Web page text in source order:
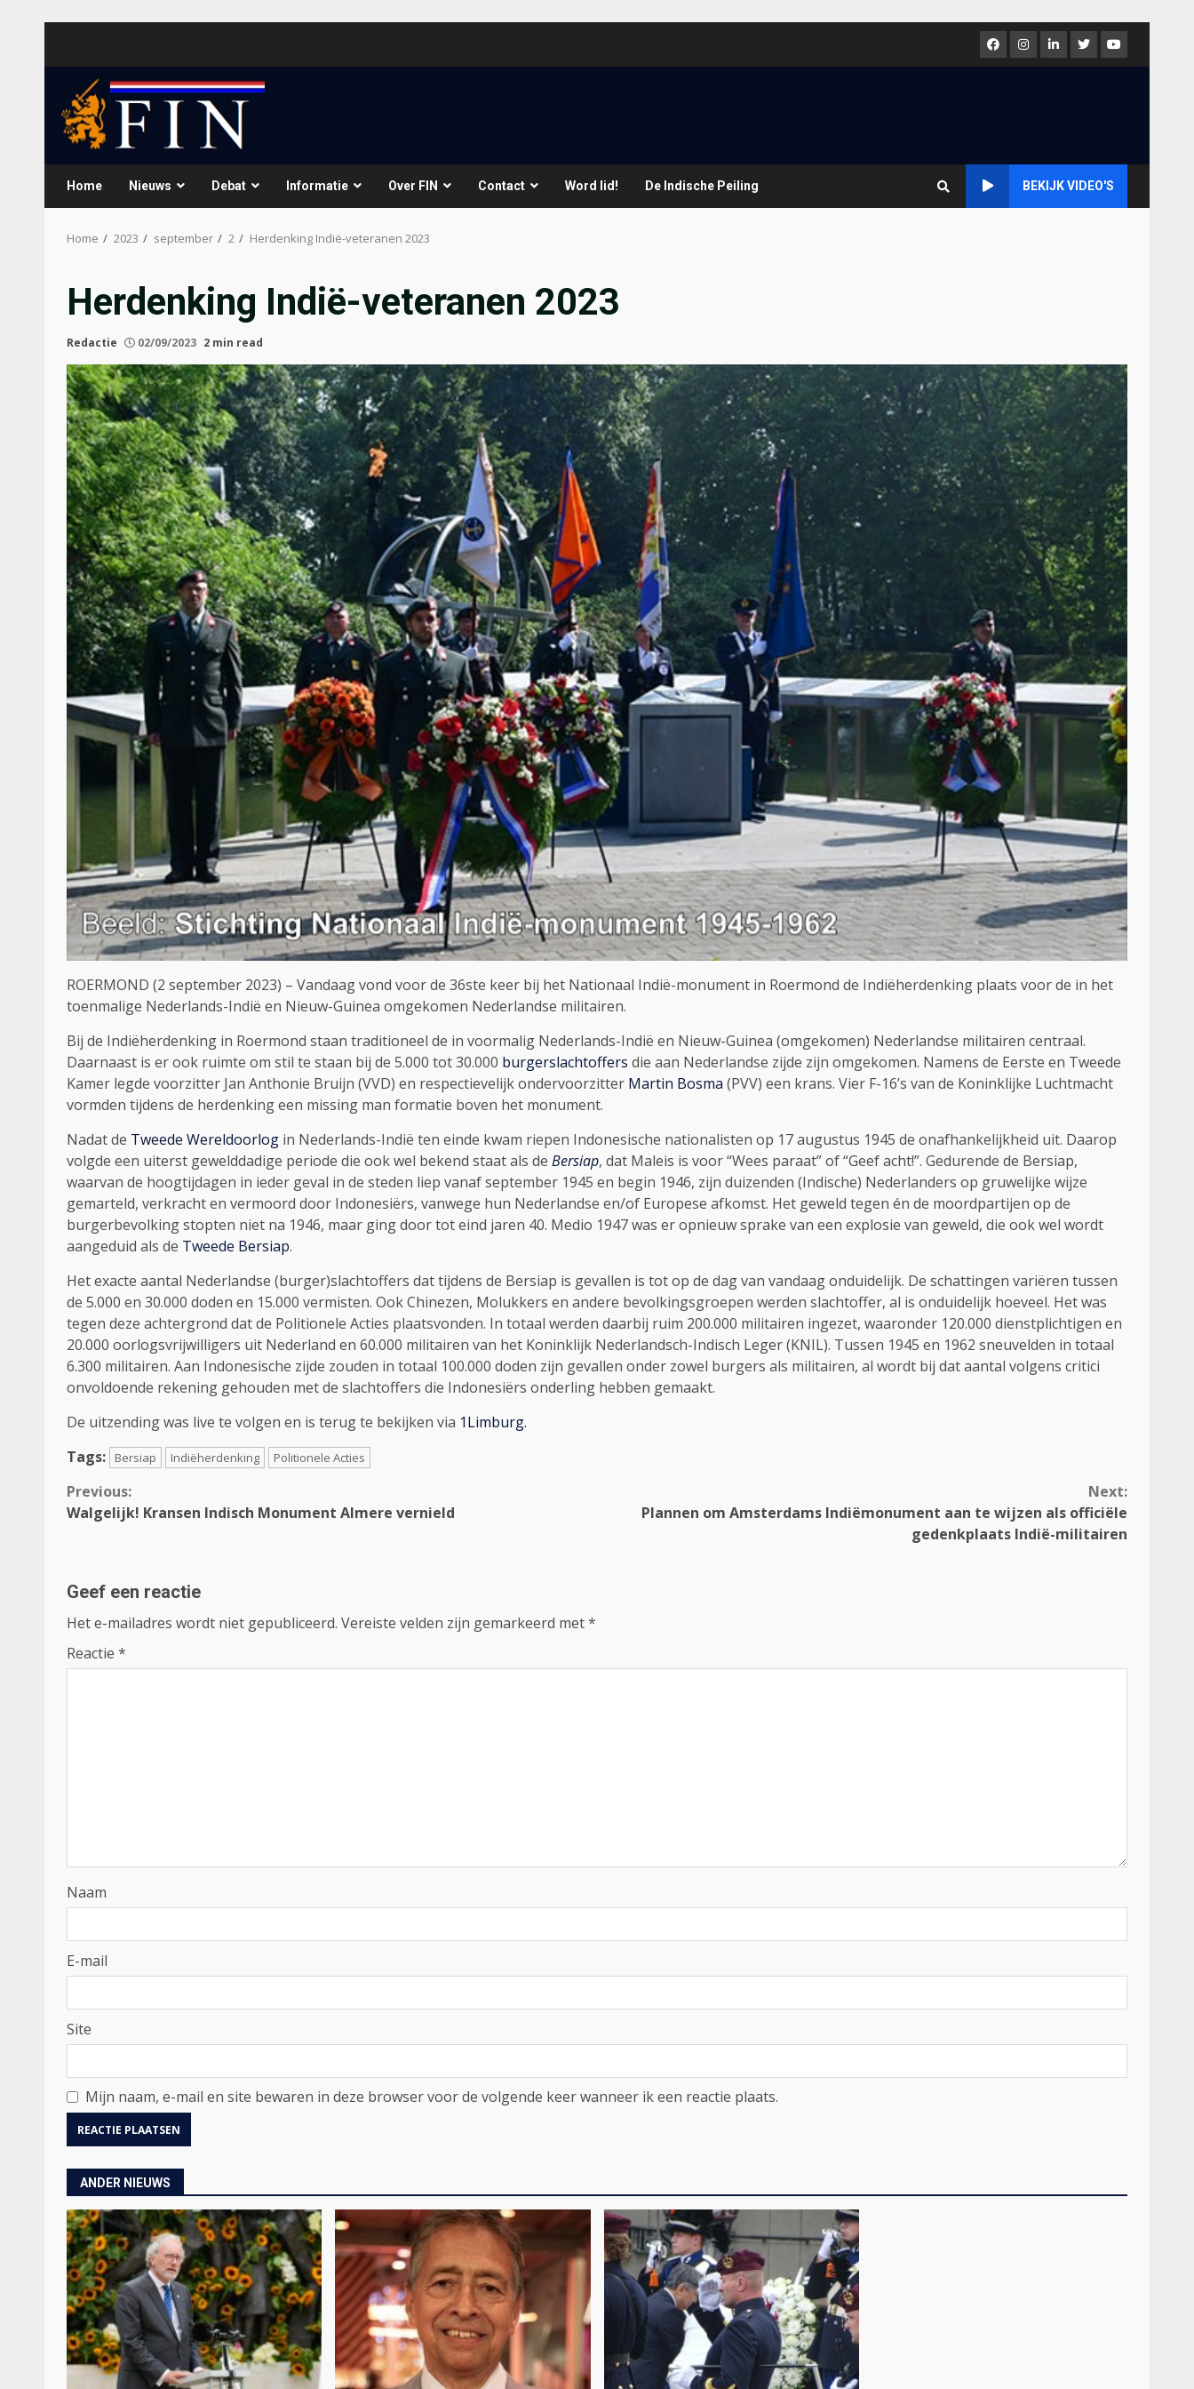
FacebookInstagram
LinkedInTwitterYoutube
Home Nieuws Debat Informatie Over FIN Contact Word lid! De Indische Peiling BEKIJK VIDEO'S
Home 2023 september 2 Herdenking Indië-veteranen 2023
Herdenking Indië-veteranen 2023
Redactie 02/09/2023 2 min read
ROERMOND (2 september 2023) – Vandaag vond voor de 36ste keer bij het Nationaal Indië-monument in Roermond de Indiëherdenking plaats voor de in het
toenmalige Nederlands-Indië en Nieuw-Guinea omgekomen Nederlandse militairen.
Bij de Indiëherdenking in Roermond staan traditioneel de in voormalig Nederlands-Indië en Nieuw-Guinea (omgekomen) Nederlandse militairen centraal.
Daarnaast is er ook ruimte om stil te staan bij de 5.000 tot 30.000 burgerslachtoffers die aan Nederlandse zijde zijn omgekomen. Namens de Eerste en Tweede
Kamer legde voorzitter Jan Anthonie Bruijn (VVD) en respectievelijk ondervoorzitter Martin Bosma (PVV) een krans. Vier F-16’s van de Koninklijke Luchtmacht
vormden tijdens de herdenking een missing man formatie boven het monument.
Nadat de Tweede Wereldoorlog in Nederlands-Indië ten einde kwam riepen Indonesische nationalisten op 17 augustus 1945 de onafhankelijkheid uit. Daarop
volgde een uiterst gewelddadige periode die ook wel bekend staat als de Bersiap, dat Maleis is voor “Wees paraat” of “Geef acht!”. Gedurende de Bersiap,
waarvan de hoogtijdagen in ieder geval in de steden liep vanaf september 1945 en begin 1946, zijn duizenden (Indische) Nederlanders op gruwelijke wijze
gemarteld, verkracht en vermoord door Indonesiërs, vanwege hun Nederlandse en/of Europese afkomst. Het geweld tegen én de moordpartijen op de
burgerbevolking stopten niet na 1946, maar ging door tot eind jaren 40. Medio 1947 was er opnieuw sprake van een explosie van geweld, die ook wel wordt
aangeduid als de Tweede Bersiap.
Het exacte aantal Nederlandse (burger)slachtoffers dat tijdens de Bersiap is gevallen is tot op de dag van vandaag onduidelijk. De schattingen variëren tussen
de 5.000 en 30.000 doden en 15.000 vermisten. Ook Chinezen, Molukkers en andere bevolkingsgroepen werden slachtoffer, al is onduidelijk hoeveel. Het was
tegen deze achtergrond dat de Politionele Acties plaatsvonden. In totaal werden daarbij ruim 200.000 militairen ingezet, waaronder 120.000 dienstplichtigen en
20.000 oorlogsvrijwilligers uit Nederland en 60.000 militairen van het Koninklijk Nederlandsch-Indisch Leger (KNIL). Tussen 1945 en 1962 sneuvelden in totaal
6.300 militairen. Aan Indonesische zijde zouden in totaal 100.000 doden zijn gevallen onder zowel burgers als militairen, al wordt bij dat aantal volgens critici
onvoldoende rekening gehouden met de slachtoffers die Indonesiërs onderling hebben gemaakt.
De uitzending was live te volgen en is terug te bekijken via 1Limburg.
Tags:
Bersiap Indiëherdenking Politionele Acties
Continue
Reading
Previous:
Walgelijk! Kransen Indisch Monument Almere vernield
Next:
Plannen om Amsterdams Indiëmonument aan te wijzen als officiële
gedenkplaats Indië-militairen
Geef een reactie
Het e-mailadres wordt niet gepubliceerd. Vereiste velden zijn gemarkeerd met*
Reactie *
Naam
E-mail
Site
Mijn naam, e-mail en site bewaren in deze browser voor de volgende keer wanneer ik een reactie plaats.
ANDER NIEUWS